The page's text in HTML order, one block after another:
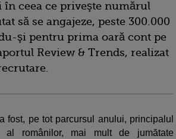
în ceea ce priveşte numărul
să se angajeze, peste 300.000
şi pentru prima oară cont pe
Review & Trends, realizat
fost, pe tot parcursul anului, principalul
al românilor, mai mult de jumătate